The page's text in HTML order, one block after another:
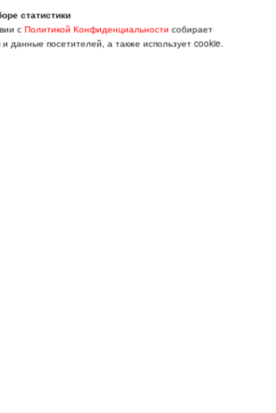
статистики
сПолитикой Конфиденциальности собирает
и данные посетителей, а также использует cookie.